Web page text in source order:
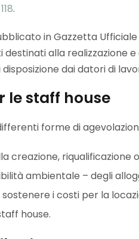
.
in Gazzetta Ufficiale
alla realizzazione
dai datori di
le staff house
forme di
creazione, riqualificazione
ambientale – degli
sostenere i costi per la
house.